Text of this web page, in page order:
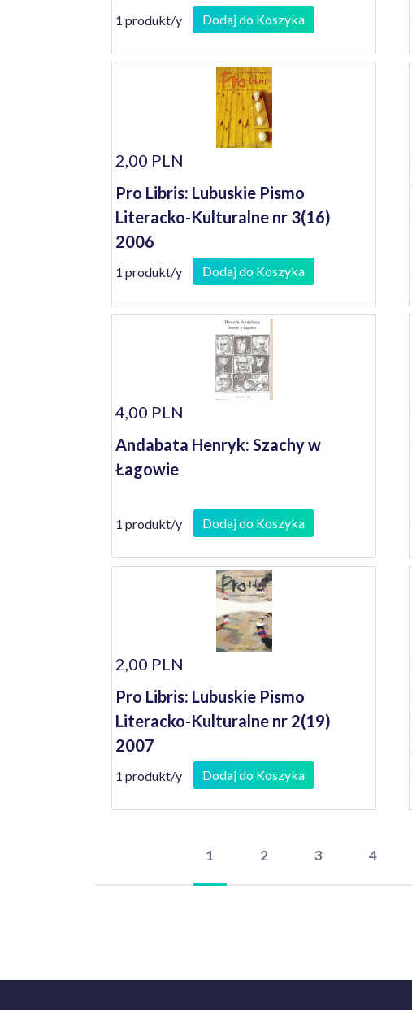
1 produkt/y Dodaj do Koszyka
2,00 PLN
Pro Libris: Lubuskie Pismo
Literacko-Kulturalne nr 3(16)
2006
1 produkt/y Dodaj do Koszyka
4,00 PLN
Andabata Henryk: Szachy w
Łagowie
1 produkt/y Dodaj do Koszyka
2,00 PLN
Pro Libris: Lubuskie Pismo
Literacko-Kulturalne nr 2(19)
2007
1 produkt/y Dodaj do Koszyka
1 2 3 4